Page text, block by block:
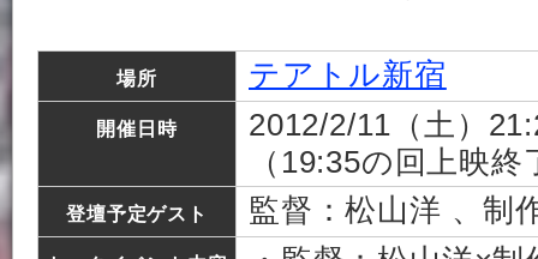
場所 テアトル新宿
開催日時
2012/2/11（土）
（19:35の回上映終
登壇予定ゲスト 監督：松山洋 、制